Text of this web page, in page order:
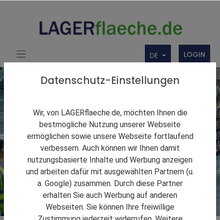
DE LOGIN
Datenschutz-Einstellungen
Wir, von LAGERflaeche.de, möchten Ihnen die
bestmögliche Nutzung unserer Webseite
ermöglichen sowie unsere Webseite fortlaufend
verbessern. Auch können wir Ihnen damit
nutzungsbasierte Inhalte und Werbung anzeigen
und arbeiten dafür mit ausgewählten Partnern (u.
a. Google) zusammen. Durch diese Partner
erhalten Sie auch Werbung auf anderen
Webseiten. Sie können Ihre freiwillige